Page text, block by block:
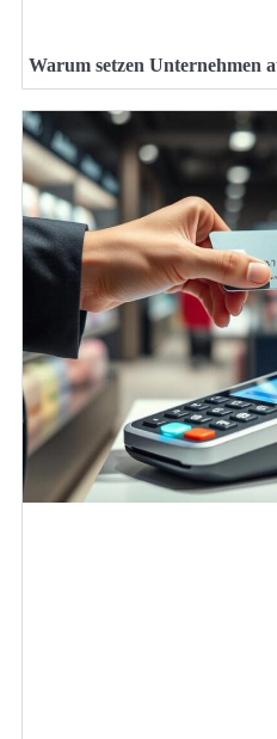
Warum setzen Unternehmen